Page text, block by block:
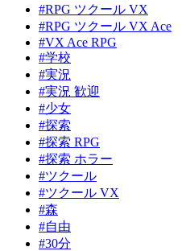
#RPG ツクール VX
#RPG ツクール VX Ace
#VX Ace RPG
#学校
#実況
#実況 歓迎
#少女
#探索
#探索 RPG
#探索 ホラー
#ツクール
#ツクール VX
#森
#自由
#30分